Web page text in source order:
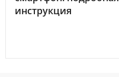
инструкция